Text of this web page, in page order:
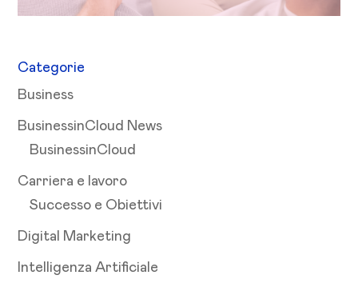
Categorie
Business
BusinessinCloud News
BusinessinCloud
Carriera e lavoro
Successo e Obiettivi
Digital Marketing
Intelligenza Artificiale